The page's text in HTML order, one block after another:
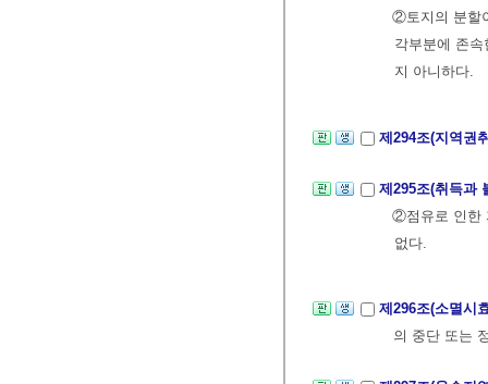
②토지의 분할
각부분에 존
지 아니하다.
제294조(지역권
제295조(취득과
②점유로 인한
없다.
제296조(소멸시
의 중단 또는